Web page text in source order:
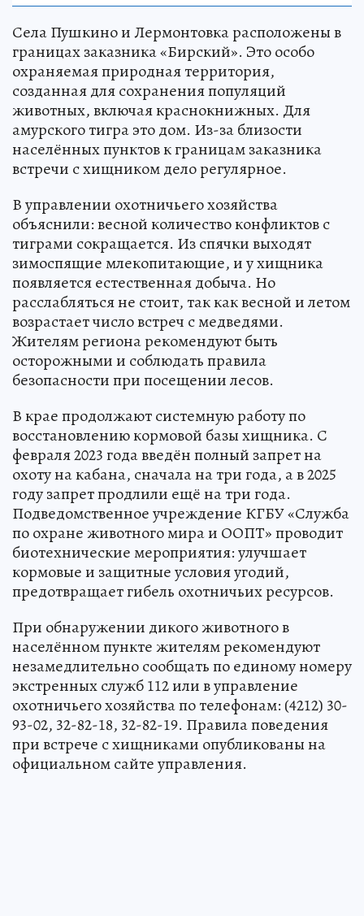
Села Пушкино и Лермонтовка расположены в
границах заказника «Бирский». Это особо
охраняемая природная территория,
созданная для сохранения популяций
животных, включая краснокнижных. Для
амурского тигра это дом. Из-за близости
населённых пунктов к границам заказника
встречи с хищником дело регулярное.
В управлении охотничьего хозяйства
объяснили: весной количество конфликтов с
тиграми сокращается. Из спячки выходят
зимоспящие млекопитающие, и у хищника
появляется естественная добыча. Но
расслабляться не стоит, так как весной и летом
возрастает число встреч с медведями.
Жителям региона рекомендуют быть
осторожными и соблюдать правила
безопасности при посещении лесов.
В крае продолжают системную работу по
восстановлению кормовой базы хищника. С
февраля 2023 года введён полный запрет на
охоту на кабана, сначала на три года, а в 2025
году запрет продлили ещё на три года.
Подведомственное учреждение КГБУ «Служба
по охране животного мира и ООПТ» проводит
биотехнические мероприятия: улучшает
кормовые и защитные условия угодий,
предотвращает гибель охотничьих ресурсов.
При обнаружении дикого животного в
населённом пункте жителям рекомендуют
незамедлительно сообщать по единому номеру
экстренных служб 112 или в управление
охотничьего хозяйства по телефонам: (4212) 30-
93-02, 32-82-18, 32-82-19. Правила поведения
при встрече с хищниками опубликованы на
официальном сайте управления.